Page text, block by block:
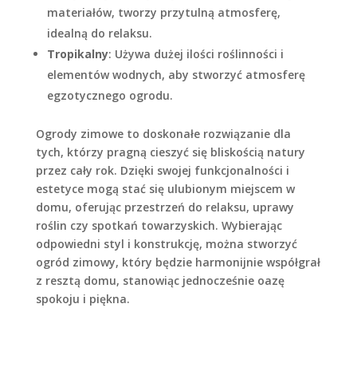
materiałów, tworzy przytulną atmosferę,
idealną do relaksu.
Tropikalny: Używa dużej ilości roślinności i
elementów wodnych, aby stworzyć atmosferę
egzotycznego ogrodu.
Ogrody zimowe to doskonałe rozwiązanie dla
tych, którzy pragną cieszyć się bliskością natury
przez cały rok. Dzięki swojej funkcjonalności i
estetyce mogą stać się ulubionym miejscem w
domu, oferując przestrzeń do relaksu, uprawy
roślin czy spotkań towarzyskich. Wybierając
odpowiedni styl i konstrukcję, można stworzyć
ogród zimowy, który będzie harmonijnie współgrał
z resztą domu, stanowiąc jednocześnie oazę
spokoju i piękna.